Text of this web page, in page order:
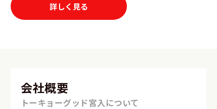
詳しく見る
会社概要
トーキョーグッド宮入について